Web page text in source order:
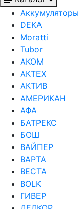
Аккумуляторы
DEKA
Moratti
Tubor
АКОМ
АКТЕХ
АКТИВ
АМЕРИКАН
АФА
БАТРЕКС
БОШ
ВАЙПЕР
ВАРТА
ВЕСТА
ВОLK
ГИВЕР